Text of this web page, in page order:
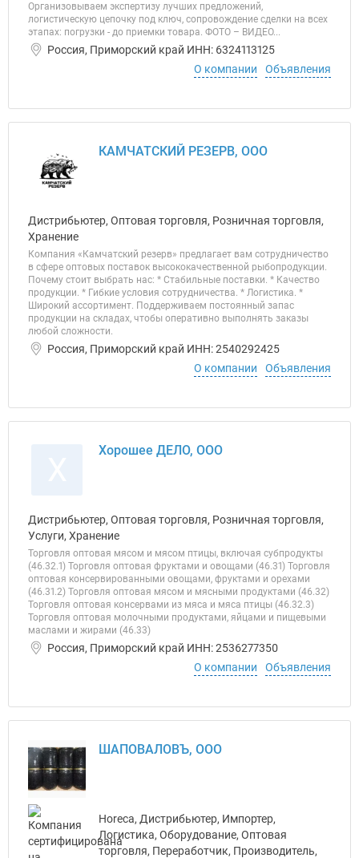
Организовываем экспертизу лучших предложений,
логистическую цепочку под ключ, сопровождение сделки на всех
этапах: погрузки - до приемки товара. ФОТО – ВИДЕО...
Россия, Приморский край ИНН: 6324113125
О компании
Объявления
КАМЧАТСКИЙ РЕЗЕРВ, ООО
Дистрибьютер, Оптовая торговля, Розничная торговля,
Хранение
Компания «Камчатский резерв» предлагает вам сотрудничество
в сфере оптовых поставок высококачественной рыбопродукции.
Почему стоит выбрать нас: * Стабильные поставки. * Качество
продукции. * Гибкие условия сотрудничества. * Логистика. *
Широкий ассортимент. Поддерживаем постоянный запас
продукции на складах, чтобы оперативно выполнять заказы
любой сложности.
Россия, Приморский край ИНН: 2540292425
О компании
Объявления
Хорошее ДЕЛО, ООО
Дистрибьютер, Оптовая торговля, Розничная торговля,
Услуги, Хранение
Торговля оптовая мясом и мясом птицы, включая субпродукты
(46.32.1) Торговля оптовая фруктами и овощами (46.31) Торговля
оптовая консервированными овощами, фруктами и орехами
(46.31.2) Торговля оптовая мясом и мясными продуктами (46.32)
Торговля оптовая консервами из мяса и мяса птицы (46.32.3)
Торговля оптовая молочными продуктами, яйцами и пищевыми
маслами и жирами (46.33)
Россия, Приморский край ИНН: 2536277350
О компании
Объявления
ШАПОВАЛОВЪ, ООО
Horeca, Дистрибьютер, Импортер,
Логистика, Оборудование, Оптовая
торговля, Переработчик, Производитель,